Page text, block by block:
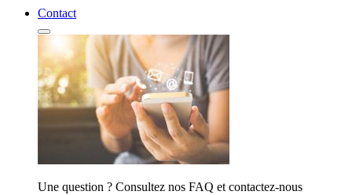
Contact
Une question ? Consultez nos FAQ et contactez-nous